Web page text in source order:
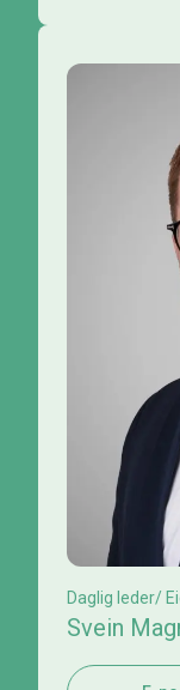
Daglig leder/
Svein